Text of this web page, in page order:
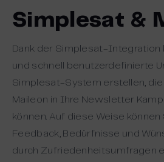
Simplesat &
Dank der Simplesat-Integration
und schnell benutzerdefinierte
Simplesat-System erstellen, die
Maileon in Ihre Newsletter
können. Auf diese Weise können
Feedback, Bedürfnisse und
durch Zufriedenheitsumfragen